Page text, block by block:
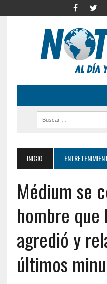
INICIO
Médium se
hombre que
agredió y
últimos